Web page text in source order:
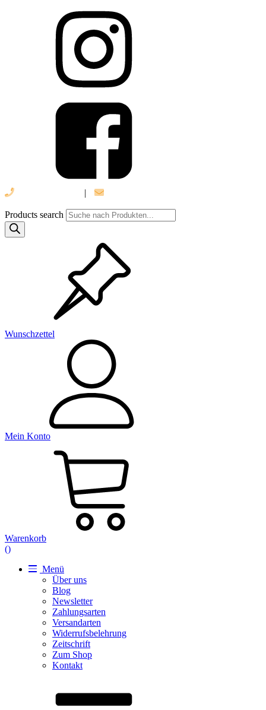
|
Products search
Wunschzettel
Mein Konto
Warenkorb
()
Menü
Über uns
Blog
Newsletter
Zahlungsarten
Versandarten
Widerrufsbelehrung
Zeitschrift
Zum Shop
Kontakt